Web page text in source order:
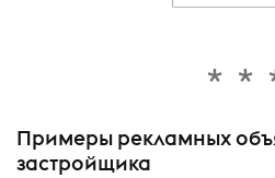
Примеры рекламных
застройщика